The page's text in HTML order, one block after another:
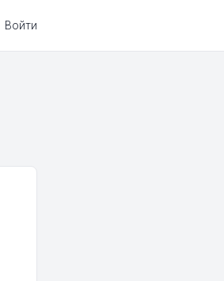
Войти